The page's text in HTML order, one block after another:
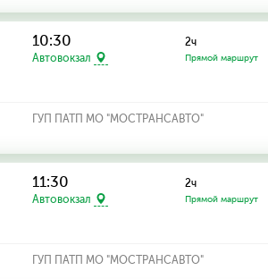
10:30
Автовокзал
2ч
Прямой маршрут
ГУП ПАТП МО "МОСТРАНСАВТО"
11:30
Автовокзал
2ч
Прямой маршрут
ГУП ПАТП МО "МОСТРАНСАВТО"